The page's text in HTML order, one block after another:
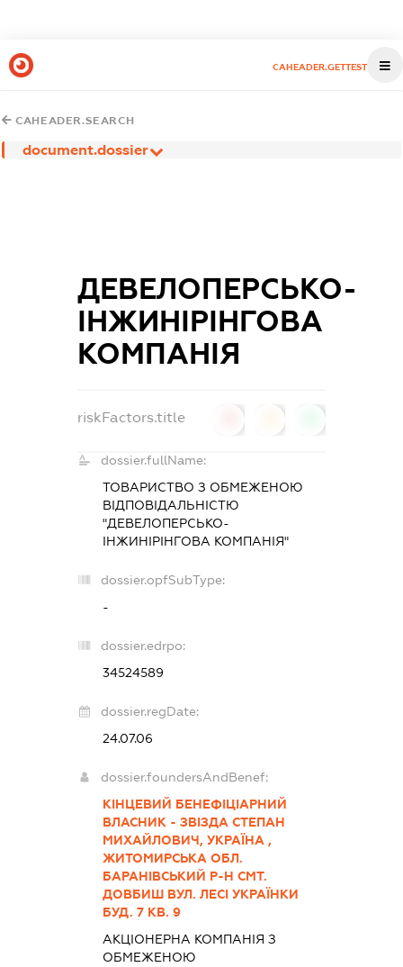
CAHEADER.GETTEST
CAHEADER.SEARCH
document.dossier
ДЕВЕЛОПЕРСЬКО-
ІНЖИНІРІНГОВА
КОМПАНІЯ
riskFactors.title
dossier.fullName:
ТОВАРИСТВО З ОБМЕЖЕНОЮ
ВІДПОВІДАЛЬНІСТЮ
"ДЕВЕЛОПЕРСЬКО-
ІНЖИНІРІНГОВА КОМПАНІЯ"
dossier.opfSubType:
-
dossier.edrpo:
34524589
dossier.regDate:
24.07.06
dossier.foundersAndBenef:
КІНЦЕВИЙ БЕНЕФІЦІАРНИЙ
ВЛАСНИК - ЗВІЗДА СТЕПАН
МИХАЙЛОВИЧ, УКРАЇНА ,
ЖИТОМИРСЬКА ОБЛ.
БАРАНІВСЬКИЙ Р-Н СМТ.
ДОВБИШ ВУЛ. ЛЕСІ УКРАЇНКИ
БУД. 7 КВ. 9
АКЦІОНЕРНА КОМПАНІЯ З
ОБМЕЖЕНОЮ